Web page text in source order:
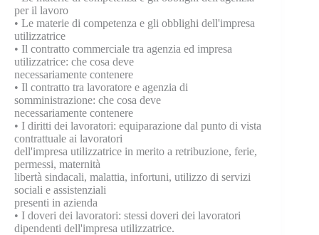
per il lavoro
• Le materie di competenza e gli obblighi dell'impresa
utilizzatrice
• Il contratto commerciale tra agenzia ed impresa
utilizzatrice: che cosa deve
necessariamente contenere
• Il contratto tra lavoratore e agenzia di
somministrazione: che cosa deve
necessariamente contenere
• I diritti dei lavoratori: equiparazione dal punto di vista
contrattuale ai lavoratori
dell'impresa utilizzatrice in merito a retribuzione, ferie,
permessi, maternità
libertà sindacali, malattia, infortuni, utilizzo di servizi
sociali e assistenziali
presenti in azienda
• I doveri dei lavoratori: stessi doveri dei lavoratori
dipendenti dell'impresa utilizzatrice.